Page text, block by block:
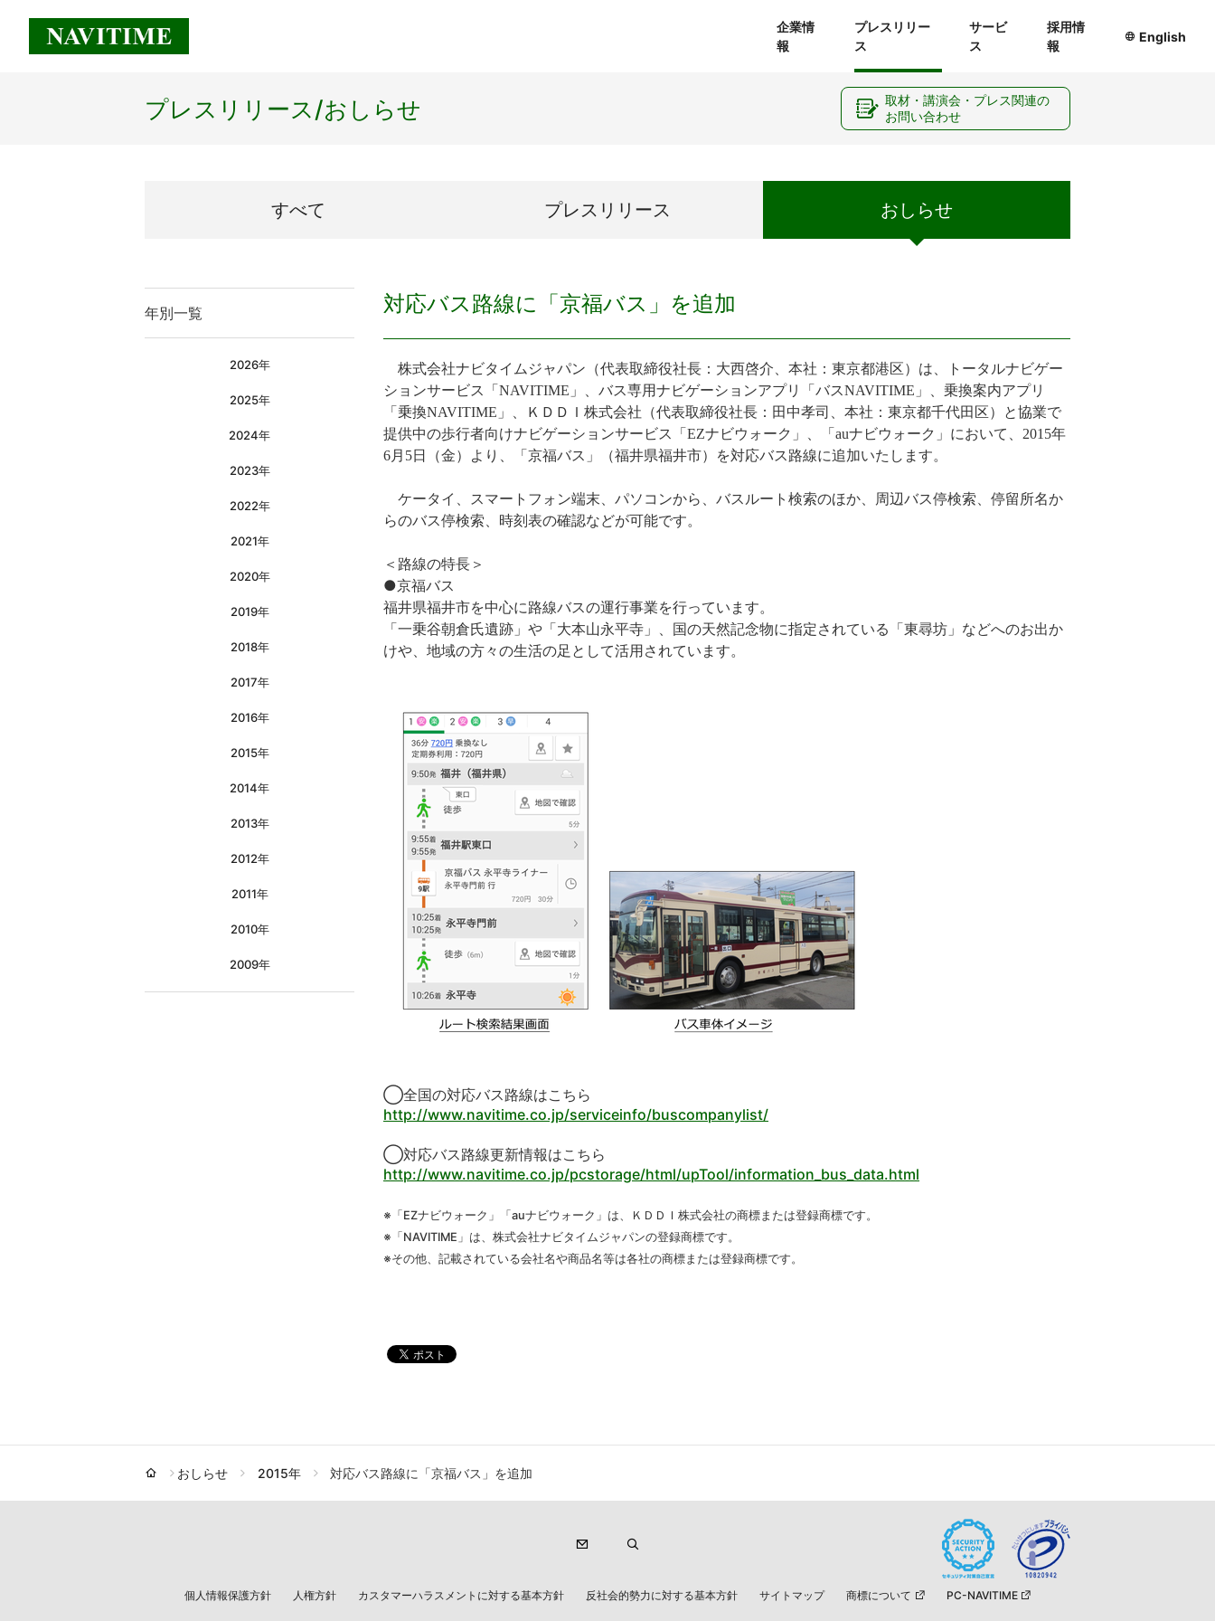
企業情
報
経営理念
プレスリリー
ス
サービ
ス
採用情
報
English
プレスリリース/おしらせ
すべて プレス リリース おしらせ
年別一覧
2026年
2025年
2024年
2023年
2022年
2021年
2020年
2019年
2018年
2017年
2016年
2015年
2014年
2013年
2012年
2011年
2010年
2009年
対応バス路線に「京福バス」を追加
株式会社ナビタイムジャパン（代表取締役社長：大西啓介、本社：東京都港区）は、トータルナビゲー
ションサービス「NAVITIME」、バス専用ナビゲーションアプリ「バスNAVITIME」、乗換案内アプリ
「乗換NAVITIME」、ＫＤＤＩ株式会社（代表取締役社長：田中孝司、本社：東京都千代田区）と協業で
提供中の歩行者向けナビゲーションサービス「EZナビウォーク」、「auナビウォーク」において、2015年
6月5日（金）より、「京福バス」（福井県福井市）を対応バス路線に追加いたします。
ケータイ、スマートフォン端末、パソコンから、バスルート検索のほか、周辺バス停検索、停留所名か
らのバス停検索、時刻表の確認などが可能です。
＜路線の特長＞
●京福バス
福井県福井市を中心に路線バスの運行事業を行っています。
「一乗谷朝倉氏遺跡」や「大本山永平寺」、国の天然記念物に指定されている「東尋坊」などへのお出か
けや、地域の方々の生活の足として活用されています。
◯全国の対応バス路線はこちら
http://www.navitime.co.jp/serviceinfo/buscompanylist/
◯対応バス路線更新情報はこちら
http://www.navitime.co.jp/pcstorage/html/upTool/information_bus_data.html
※「EZナビウォーク」「auナビウォーク」は、ＫＤＤＩ株式会社の商標または登録商標です。
※「NAVITIME」は、株式会社ナビタイムジャパンの登録商標です。
※その他、記載されている会社名や商品名等は各社の商標または登録商標です。
取材・講演会・プレス関連の
お問い合わせ
おしらせ 2015年 対応バス路線に「京福バス」を追加
個人情報保護方針 人権方針 カスタマーハラスメントに対する基本方針 反社会的勢力に対する基本方針 サイトマップ 商標について PC-NAVITIME